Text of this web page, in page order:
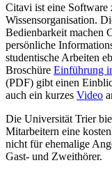
Citavi ist eine
Wissensorganisation.
Bedienbarkeit machen
persönliche
studentische Arbeiten
Broschüre Einführung
(PDF) gibt einen
auch ein kurzes Video
Die Universität Trier
Mitarbeitern eine
nicht für ehemalige
Gast- und Zweithörer.